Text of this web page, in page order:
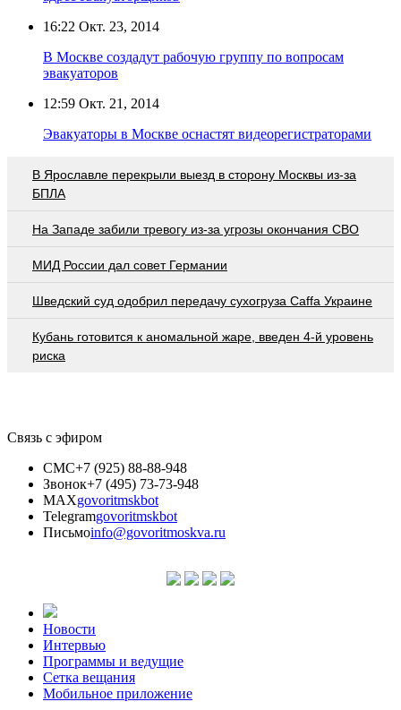
16:22 Окт. 23, 2014
В Москве создадут рабочую группу по вопросам
эвакуаторов
12:59 Окт. 21, 2014
Эвакуаторы в Москве оснастят видеорегистраторами
В Ярославле перекрыли выезд в сторону Москвы из-за
БПЛА
На Западе забили тревогу из-за угрозы окончания СВО
МИД России дал совет Германии
Шведский суд одобрил передачу сухогруза Caffa Украине
Кубань готовится к аномальной жаре, введен 4-й уровень
риска
Связь с эфиром
СМС+7 (925) 88-88-948
Звонок+7 (495) 73-73-948
MAXgovoritmskbot
Telegramgovoritmskbot
Письмоinfo@govoritmoskva.ru
Новости
Интервью
Программы и ведущие
Сетка вещания
Мобильное приложение